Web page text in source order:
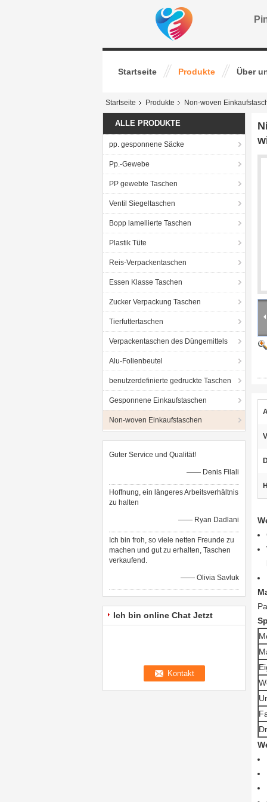
Startseite Produkte Über
Startseite Produkte Non-woven
ALLE PRODUKTE
pp. gesponnene Säcke
Pp.-Gewebe
PP gewebte Taschen
Ventil Siegeltaschen
Bopp lamellierte Taschen
Plastik Tüte
Reis-Verpackentaschen
Essen Klasse Taschen
Zucker Verpackung Taschen
Tierfuttertaschen
Verpackentaschen des Düngemittels
Alu-Folienbeutel
benutzerdefinierte gedruckte Taschen
Gesponnene Einkaufstaschen
Non-woven Einkaufstaschen
Guter Service und Qualität!
—— Denis Filali
Hoffnung, ein längeres Arbeitsverhältnis
zu halten
—— Ryan Dadlani
Ich bin froh, so viele netten Freunde zu
machen und gut zu erhalten, Taschen
verkaufend.
—— Olivia Savluk
Ich bin online Chat Jetzt